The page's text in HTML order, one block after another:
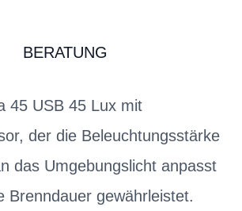
BERATUNG
45 USB 45 Lux mit
der die Beleuchtungsstärke
das Umgebungslicht anpasst
Brenndauer gewährleistet.